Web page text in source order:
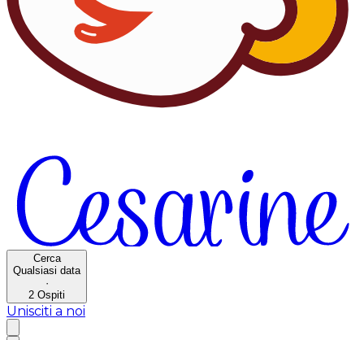
Cerca
Qualsiasi data
·
2 Ospiti
Unisciti a noi